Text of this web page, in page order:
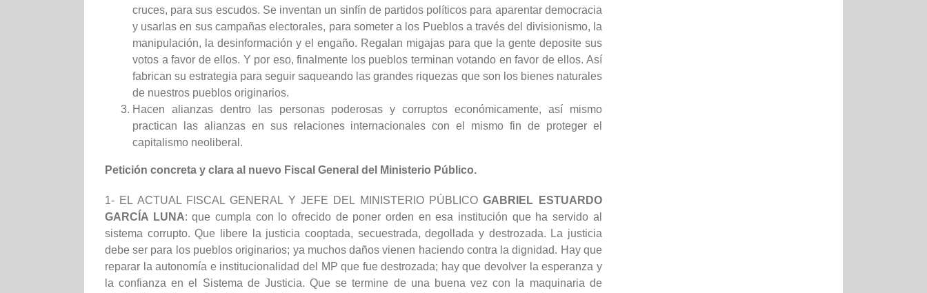
cruces, para sus escudos. Se inventan un sinfín de partidos políticos para aparentar democracia
y usarlas en sus campañas electorales, para someter a los Pueblos a través del divisionismo, la
manipulación, la desinformación y el engaño. Regalan migajas para que la gente deposite sus
votos a favor de ellos. Y por eso, finalmente los pueblos terminan votando en favor de ellos. Así
fabrican su estrategia para seguir saqueando las grandes riquezas que son los bienes naturales
de nuestros pueblos originarios.
Hacen alianzas dentro las personas poderosas y corruptos económicamente, así mismo
practican las alianzas en sus relaciones internacionales con el mismo fin de proteger el
capitalismo neoliberal.
Petición concreta y clara al nuevo Fiscal General del Ministerio Público.
1- EL ACTUAL FISCAL GENERAL Y JEFE DEL MINISTERIO PÚBLICOGABRIEL ESTUARDO
GARCÍA LUNA: que cumpla con lo ofrecido de poner orden en esa institución que ha servido al
sistema corrupto. Que libere la justicia cooptada, secuestrada, degollada y destrozada. La justicia
debe ser para los pueblos originarios; ya muchos daños vienen haciendo contra la dignidad. Hay que
reparar la autonomía e institucionalidad del MP que fue destrozada; hay que devolver la esperanza y
la confianza en el Sistema de Justicia. Que se termine de una buena vez con la maquinaria de